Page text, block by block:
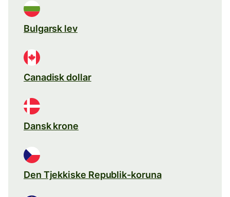
Bulgarsk lev
Canadisk dollar
Dansk krone
Den Tjekkiske Republik-koruna